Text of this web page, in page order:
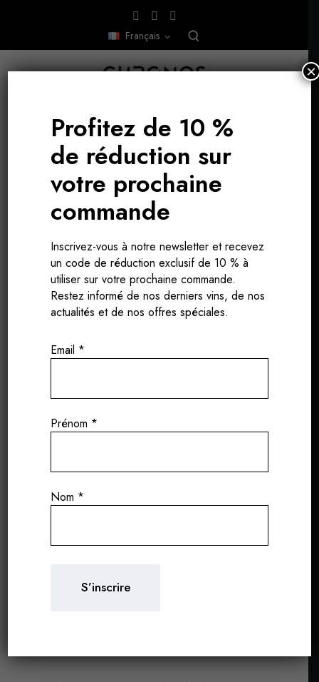
Français
BOURGOGNE, FRANCE
ARMAND HEITZ
innovation.
Issu d’une famille de propriétaires terriens depuis
2012 le domaine familial en Bourgogne et lui
Aujourd’hui, le domaine s’étend sur 30 hectares
approche respectueuse de l’environnement.
Profitez de 10 %
de réduction sur
votre prochaine
commande
Inscrivez-vous à notre newsletter et recevez
un code de réduction exclusif de 10 % à
utiliser sur votre prochaine commande.
Restez informé de nos derniers vins, de nos
actualités et de nos offres spéciales.
Email *
Prénom *
Nom *
×